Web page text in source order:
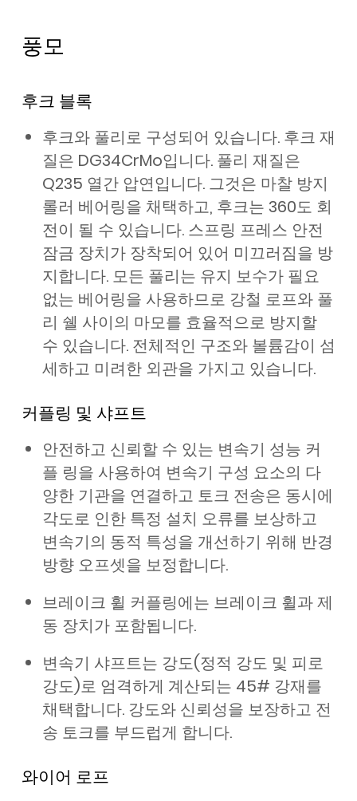
풍모
후크 블록
후크와 풀리로 구성되어 있습니다. 후크 재
질은 DG34CrMo입니다. 풀리 재질은
Q235 열간 압연입니다. 그것은 마찰 방지
롤러 베어링을 채택하고, 후크는 360도 회
전이 될 수 있습니다. 스프링 프레스 안전
잠금 장치가 장착되어 있어 미끄러짐을 방
지합니다. 모든 풀리는 유지 보수가 필요
없는 베어링을 사용하므로 강철 로프와 풀
리 쉘 사이의 마모를 효율적으로 방지할
수 있습니다. 전체적인 구조와 볼륨감이 섬
세하고 미려한 외관을 가지고 있습니다.
커플링 및 샤프트
안전하고 신뢰할 수 있는 변속기 성능 커
플 링을 사용하여 변속기 구성 요소의 다
양한 기관을 연결하고 토크 전송은 동시에
각도로 인한 특정 설치 오류를 보상하고
변속기의 동적 특성을 개선하기 위해 반경
방향 오프셋을 보정합니다.
브레이크 휠 커플링에는 브레이크 휠과 제
동 장치가 포함됩니다.
변속기 샤프트는 강도(정적 강도 및 피로
강도)로 엄격하게 계산되는 45# 강재를
채택합니다. 강도와 신뢰성을 보장하고 전
송 토크를 부드럽게 합니다.
와이어 로프